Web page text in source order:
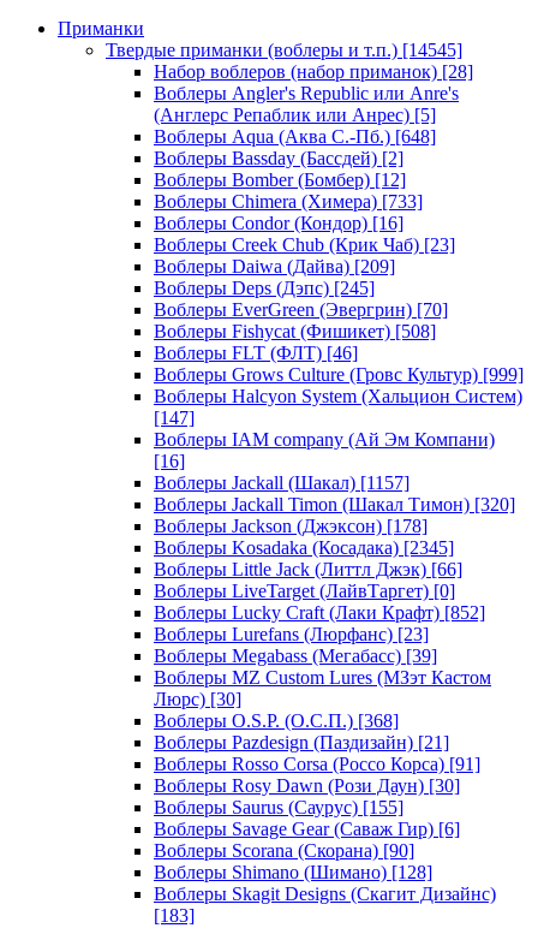
Приманки
Твердые приманки (воблеры и т.п.) [14545]
Набор воблеров (набор приманок) [28]
Воблеры Angler's Republic или Anre's
(Англерс Репаблик или Анрес) [5]
Воблеры Aqua (Аква С.-Пб.) [648]
Воблеры Bassday (Бассдей) [2]
Воблеры Bomber (Бомбер) [12]
Воблеры Chimera (Химера) [733]
Воблеры Condor (Кондор) [16]
Воблеры Creek Chub (Крик Чаб) [23]
Воблеры Daiwa (Дайва) [209]
Воблеры Deps (Дэпс) [245]
Воблеры EverGreen (Эвергрин) [70]
Воблеры Fishycat (Фишикет) [508]
Воблеры FLT (ФЛТ) [46]
Воблеры Grows Culture (Гровс Культур) [999]
Воблеры Halcyon System (Хальцион Систем)
[147]
Воблеры IAM company (Ай Эм Компани)
[16]
Воблеры Jackall (Шакал) [1157]
Воблеры Jackall Timon (Шакал Тимон) [320]
Воблеры Jackson (Джэксон) [178]
Воблеры Kosadaka (Косадака) [2345]
Воблеры Little Jack (Литтл Джэк) [66]
Воблеры LiveTarget (ЛайвТаргет) [0]
Воблеры Lucky Craft (Лаки Крафт) [852]
Воблеры Lurefans (Люрфанс) [23]
Воблеры Megabass (Мегабасс) [39]
Воблеры MZ Custom Lures (МЗэт Кастом
Люрс) [30]
Воблеры O.S.P. (О.С.П.) [368]
Воблеры Pazdesign (Паздизайн) [21]
Воблеры Rosso Corsa (Россо Корса) [91]
Воблеры Rosy Dawn (Рози Даун) [30]
Воблеры Saurus (Саурус) [155]
Воблеры Savage Gear (Саваж Гир) [6]
Воблеры Scorana (Скорана) [90]
Воблеры Shimano (Шимано) [128]
Воблеры Skagit Designs (Скагит Дизайнс)
[183]